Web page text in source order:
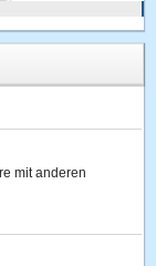
mit anderen